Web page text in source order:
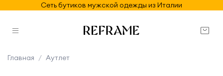
Сеть бутиков мужской одежды из Италии
Главная Аутлет